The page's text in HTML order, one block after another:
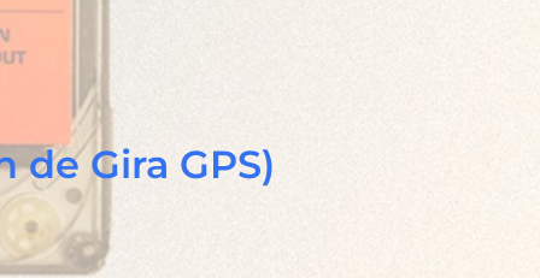
de Gira GPS)